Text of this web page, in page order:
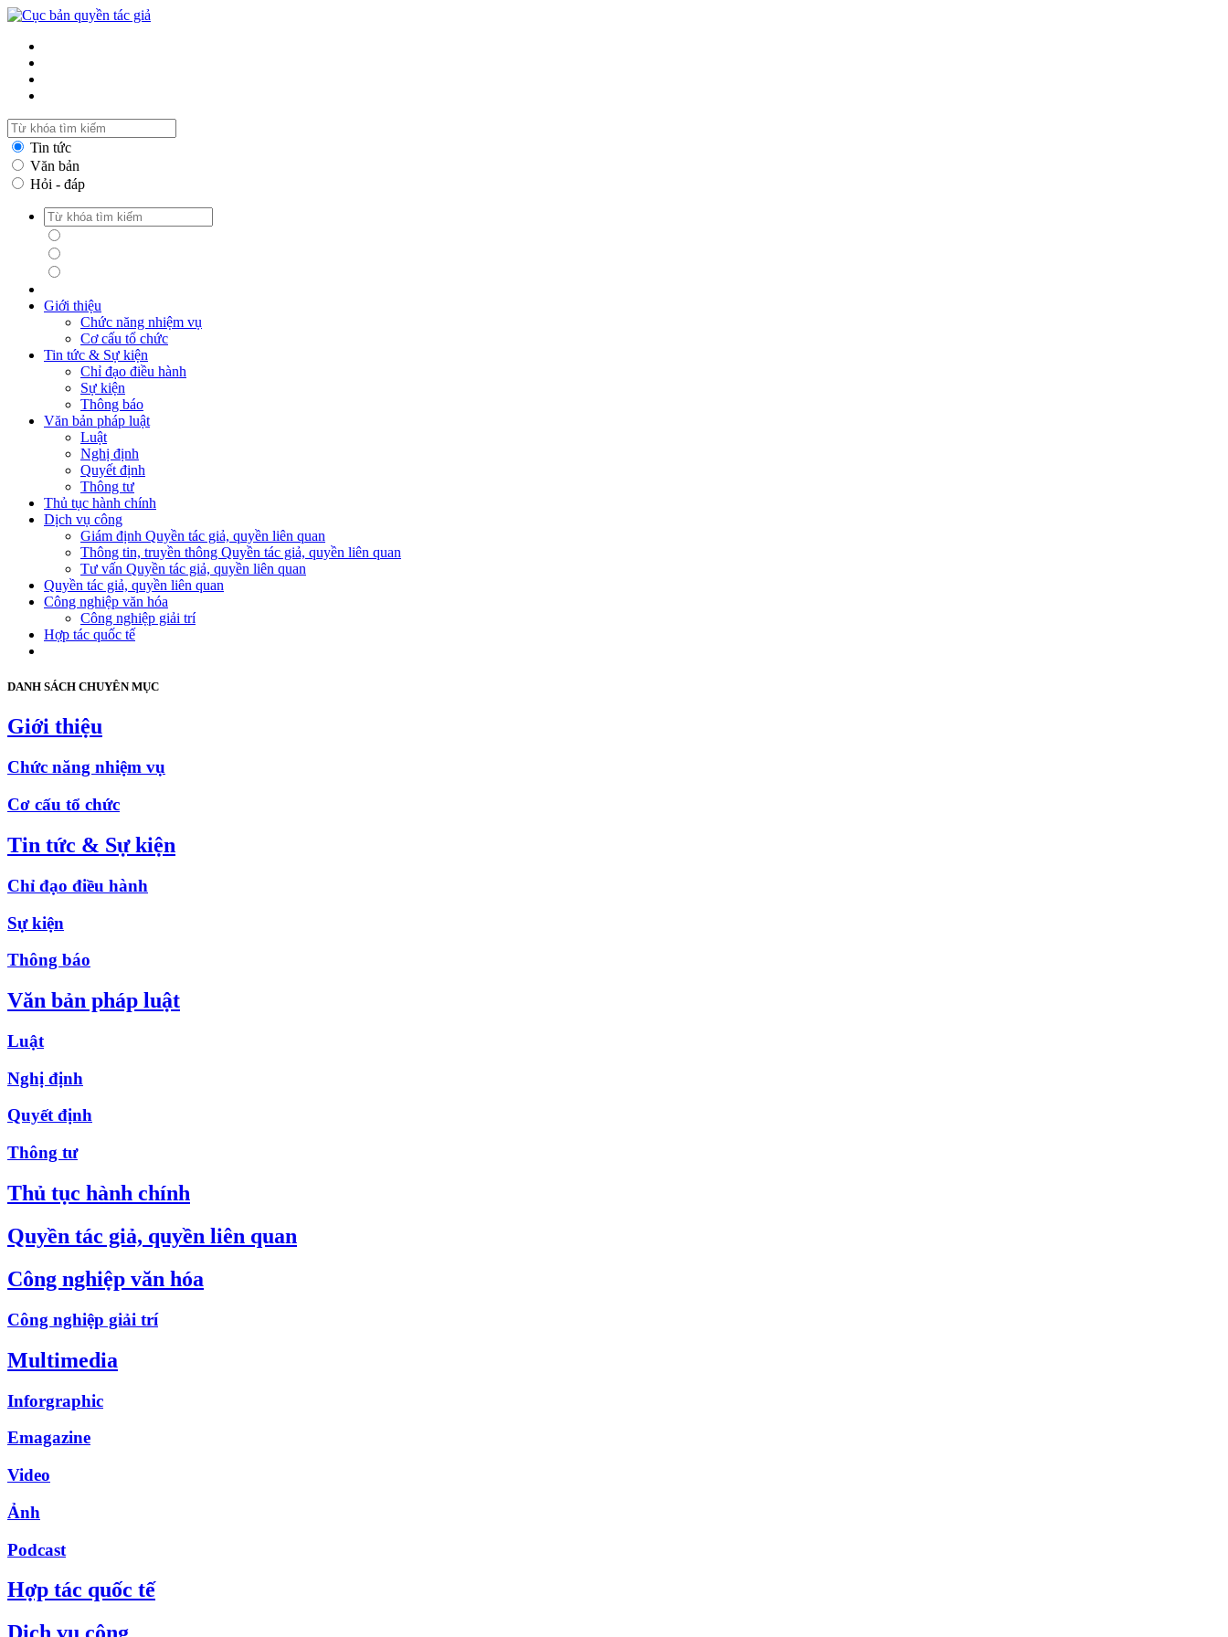
Tin tức
Văn bản
Hỏi - đáp
Giới thiệu
Chức năng nhiệm vụ
Cơ cấu tổ chức
Tin tức & Sự kiện
Chỉ đạo điều hành
Sự kiện
Thông báo
Văn bản pháp luật
Luật
Nghị định
Quyết định
Thông tư
Thủ tục hành chính
Dịch vụ công
Giám định Quyền tác giả, quyền liên quan
Thông tin, truyền thông Quyền tác giả, quyền liên quan
Tư vấn Quyền tác giả, quyền liên quan
Quyền tác giả, quyền liên quan
Công nghiệp văn hóa
Công nghiệp giải trí
Hợp tác quốc tế
DANH SÁCH CHUYÊN MỤC
Giới thiệu
Chức năng nhiệm vụ
Cơ cấu tổ chức
Tin tức & Sự kiện
Chỉ đạo điều hành
Sự kiện
Thông báo
Văn bản pháp luật
Luật
Nghị định
Quyết định
Thông tư
Thủ tục hành chính
Quyền tác giả, quyền liên quan
Công nghiệp văn hóa
Công nghiệp giải trí
Multimedia
Inforgraphic
Emagazine
Video
Ảnh
Podcast
Hợp tác quốc tế